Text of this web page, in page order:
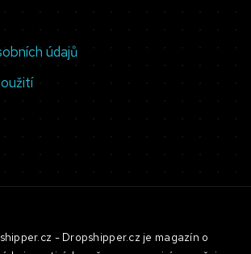
údajů
- Dropshipper.cz je magazín o